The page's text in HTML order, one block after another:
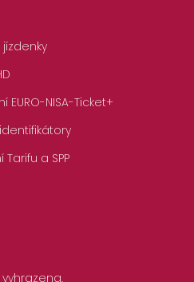
EURO-NISA-Ticket+
a SPP
vyhrazena.